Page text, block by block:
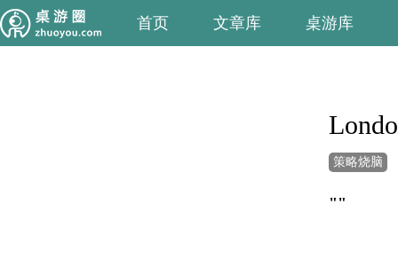
首页 文章库 桌游库
策略烧脑
""